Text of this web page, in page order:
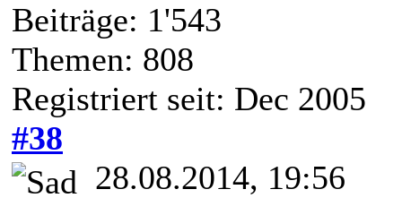
Beiträge: 1'543
Themen: 808
Registriert seit: Dec 2005
#38
28.08.2014, 19:56